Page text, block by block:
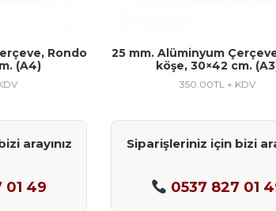
Rondo
(A4)
arayınız
01 49
25 mm. Alüminyum
köşe, 30×42 cm.
350.00TL + KDV
Siparişleriniz için bizi
0537 827 01